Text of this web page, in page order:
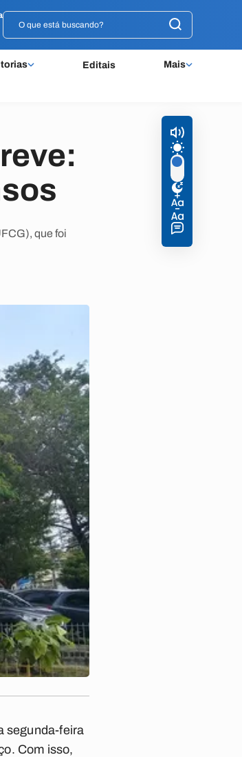
Editais Mais
que foi
segunda-feira
Com isso,